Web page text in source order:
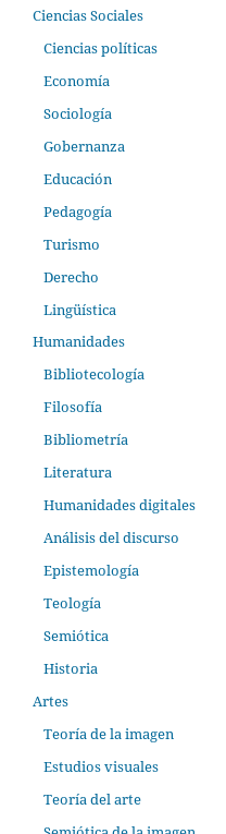
Ciencias Sociales
Ciencias políticas
Economía
Sociología
Gobernanza
Educación
Pedagogía
Turismo
Derecho
Lingüística
Humanidades
Bibliotecología
Filosofía
Bibliometría
Literatura
Humanidades digitales
Análisis del discurso
Epistemología
Teología
Semiótica
Historia
Artes
Teoría de la imagen
Estudios visuales
Teoría del arte